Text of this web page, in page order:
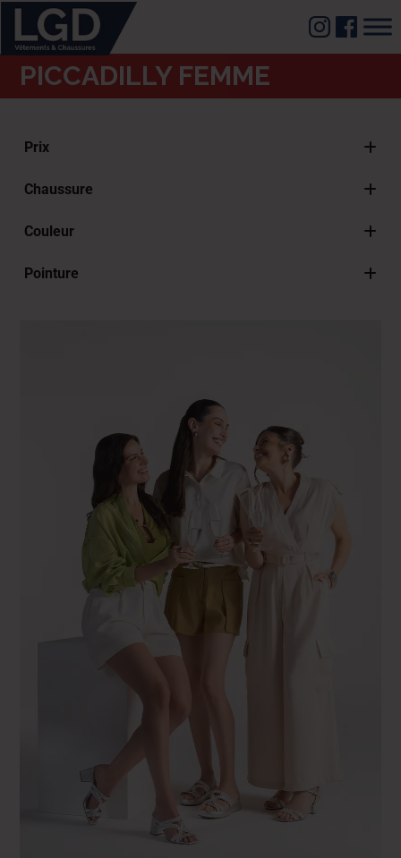
PICCADILLY FEMME
Prix
Chaussure
Chaussures de ville
Couleur
Gold Doré
Orangé
Rouge
Crème
Pointure
41 FR – 30″GS – 30″US